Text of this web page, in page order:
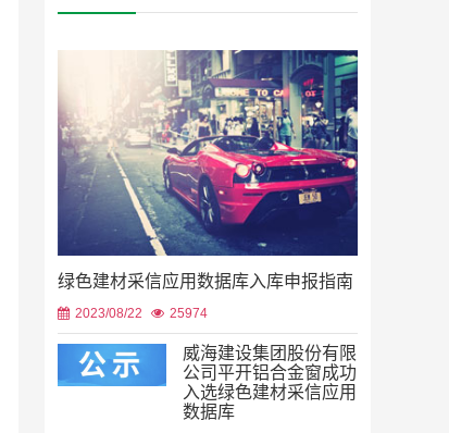
绿色建材采信应用数据库入库申报指南
2023/08/22 25974
威海建设集团股份有限
公司平开铝合金窗成功
入选绿色建材采信应用
数据库